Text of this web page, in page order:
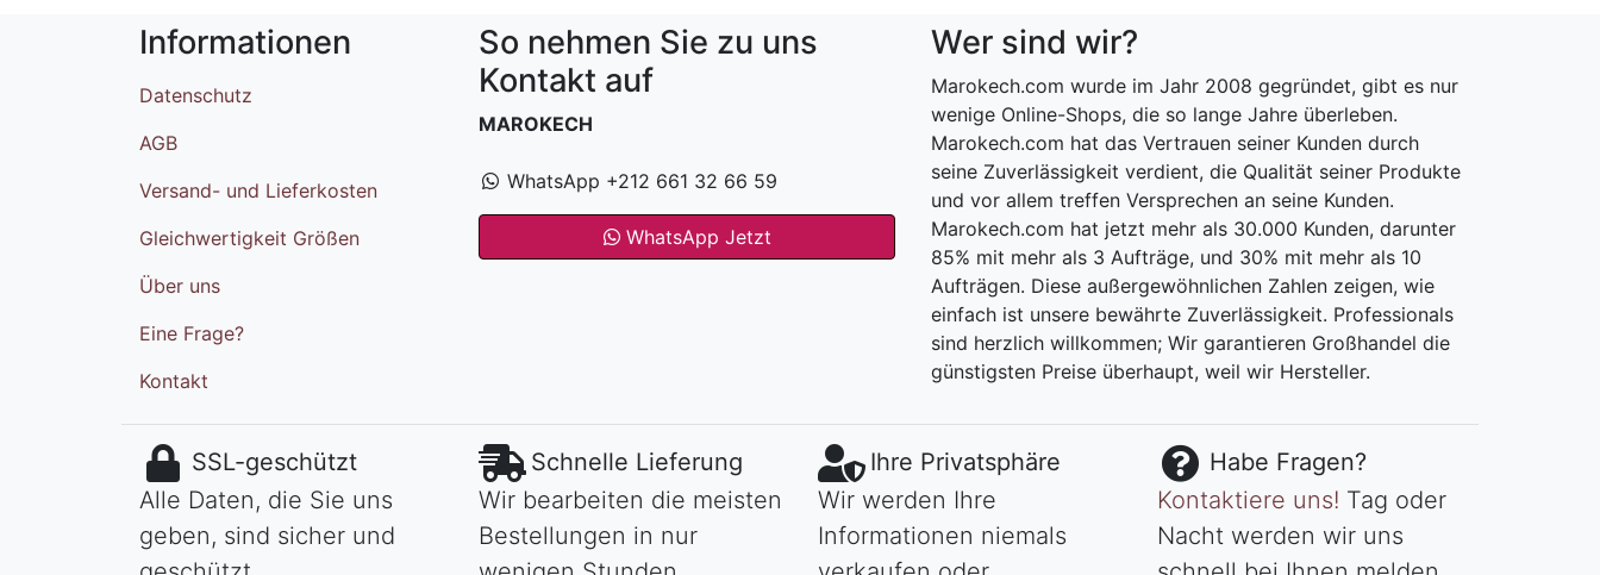
Informationen
Datenschutz
AGB
Versand- und Lieferkosten
Gleichwertigkeit Größen
Über uns
Eine Frage?
Kontakt
So nehmen Sie zu uns
Kontakt auf
MAROKECH
WhatsApp +212 661 32 66 59
WhatsApp Jetzt
Wer sind wir?
Marokech.com wurde im Jahr 2008 gegründet, gibt es nur
wenige Online-Shops, die so lange Jahre überleben.
Marokech.com hat das Vertrauen seiner Kunden durch
seine Zuverlässigkeit verdient, die Qualität seiner Produkte
und vor allem treffen Versprechen an seine Kunden.
Marokech.com hat jetzt mehr als 30.000 Kunden, darunter
85% mit mehr als 3 Aufträge, und 30% mit mehr als 10
Aufträgen. Diese außergewöhnlichen Zahlen zeigen, wie
einfach ist unsere bewährte Zuverlässigkeit. Professionals
sind herzlich willkommen; Wir garantieren Großhandel die
günstigsten Preise überhaupt, weil wir Hersteller.
SSL-geschützt
Alle Daten, die Sie uns
geben, sind sicher und
Schnelle Lieferung
Wir bearbeiten die meisten
Bestellungen in nur
Ihre Privatsphäre
Wir werden Ihre
Informationen niemals
Habe Fragen?
Kontaktiere uns! Tag oder
Nacht werden wir uns